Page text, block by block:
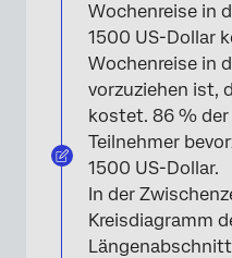
Wochenreise in
1500 US-Dollar
Wochenreise in
vorzuziehen ist,
kostet. 86 %
Teilnehmer
1500 US-Dollar.
In der
Kreisdiagramm